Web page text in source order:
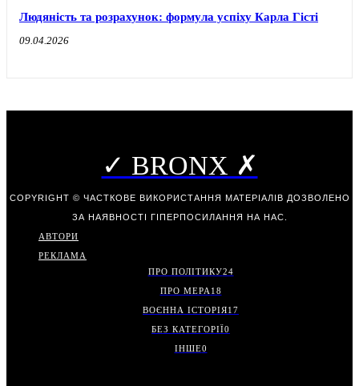
Людяність та розрахунок: формула успіху Карла Гісті
09.04.2026
✓ BRONX ✗
COPYRIGHT © ЧАСТКОВЕ ВИКОРИСТАННЯ МАТЕРІАЛІВ ДОЗВОЛЕНО
ЗА НАЯВНОСТІ ГІПЕРПОСИЛАННЯ НА НАС.
АВТОРИ
РЕКЛАМА
ПРО ПОЛІТИКУ24
ПРО МЕРА 18
ВОЄННА ІСТОРІЯ17
БЕЗ КАТЕГОРІЇ0
ІНШЕ0